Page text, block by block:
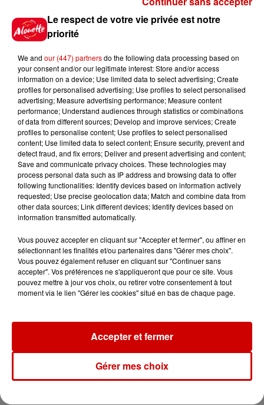
public. V�ritable mus�e vivant, il expose des avions,
des planeurs ayant marqu� lhistoire de
laviation, certains tr�s rares, voire uniques au
monde.
Tarifs : Adulte 6 � - Tarif r�duit : 3 � (enfant de 7 � 18
ans, �tudiant, ch�meur, handicap�)
Gratuit� : moins de 7 ans - Pass � tribu � : 15 � (2
adultes + 2 � 5 enfants de 7 � 18 ans)
Infos Voir plus
8 août 2026
Aide carburant pour les "grands
rouleurs" : le délai pour la...
8 août 2026
Royan : elle tente d’écraser son
ex-conjoint et dit regretter...
8 août 2026
Cambriolages : plus de 18 000
logements visités en juillet 2026,
en...
Le respect de votre vie privée est notre
priorité
We and our (447) partnersdo the following data processing based on
your consent and/or our legitimate interest: Store and/or access
information on a device; Use limited data to select advertising; Create
profiles for personalised advertising; Use profiles to select personalised
advertising; Measure advertising performance; Measure content
performance; Understand audiences through statistics or combinations
of data from different sources; Develop and improve services; Create
profiles to personalise content; Use profiles to select personalised
content; Use limited data to select content; Ensure security, prevent and
detect fraud, and fix errors; Deliver and present advertising and content;
Save and communicate privacy choices. These technologies may
process personal data such as IP address and browsing data to offer
following functionalities: Identify devices based on information actively
requested; Use precise geolocation data; Match and combine data from
other data sources; Link different devices; Identify devices based on
information transmitted automatically.
Vous pouvez accepter en cliquant sur "Accepter et fermer", ou affiner en
sélectionnant les finalités et/ou partenaires dans "Gérer mes choix".
Vous pouvez également refuser en cliquant sur "Continuer sans
accepter". Vos préférences ne s'appliqueront que pour ce site. Vous
pouvez mettre à jour vos choix, ou retirer votre consentement à tout
moment via le lien "Gérer les cookies" situé en bas de chaque page.
Gérer mes choix
Accepter et fermer